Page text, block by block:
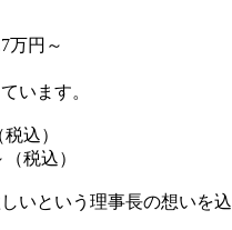
万円～
います。
税込）
（税込）
いという理事長の想いを込